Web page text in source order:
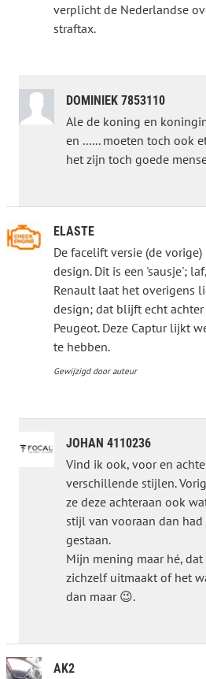
verplicht de Nederlandse
straftax.
DOMINIEK 7853110
Ale de koning en
en ...... moeten toch ook
het zijn toch goede
ELASTE
De facelift versie (de
design. Dit is een 'sausje';
Renault laat het overigens
design; dat blijft echt
Peugeot. Deze Captur lijkt
te hebben.
Gewijzigd door auteur
JOHAN 4110236
Vind ik ook, voor en
verschillende stijlen.
ze deze achteraan ook
stijl van vooraan dan
gestaan.
Mijn mening maar hé,
zichzelf uitmaakt of het
dan maar 😉.
AK2